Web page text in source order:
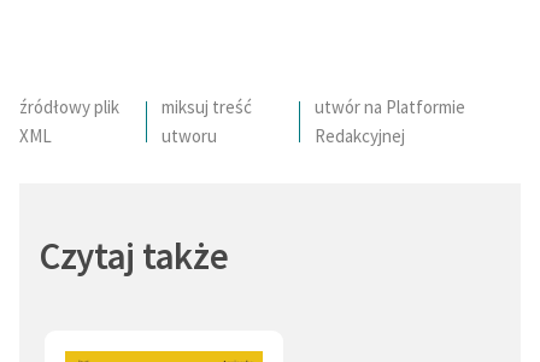
źródłowy plik
XML
miksuj treść
utworu
utwór na Platformie
Redakcyjnej
Czytaj także